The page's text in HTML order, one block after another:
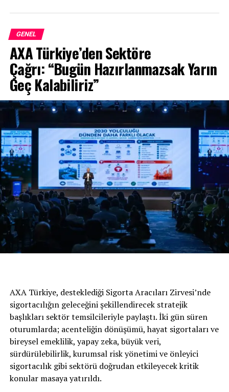
Flame, Flame X-Pack ve Passion X-Pack versiyonlarında
Akıllı Giriş ve Çalıştırma özelliğine ek güvenlik
geliştirmeleri gelirken, tüm versiyonlarda kullanışlılığı
artıracak şekilde yeni nesil USB-C tipi girişlere yer
veriliyor.
Corolla Sedan’ın yeni renk seçenekleri arasında Galaksi
Beyazı ve Parlak Gümüş Gri renkleri de tercih
edilebilecek. Corolla Sedan yeni model yılıyla birlikte
GENEL
AXA Türkiye’den Sektöre
Çağrı: “Bugün Hazırlanmazsak Yarın
Geç Kalabiliriz”
AXA Türkiye, desteklediği Sigorta Aracıları Zirvesi’nde
sigortacılığın geleceğini şekillendirecek stratejik
başlıkları sektör temsilcileriyle paylaştı. İki gün süren
oturumlarda; acenteliğin dönüşümü, hayat sigortaları ve
bireysel emeklilik, yapay zeka, büyük veri,
sürdürülebilirlik, kurumsal risk yönetimi ve önleyici
sigortacılık gibi sektörü doğrudan etkileyecek kritik
konular masaya yatırıldı.